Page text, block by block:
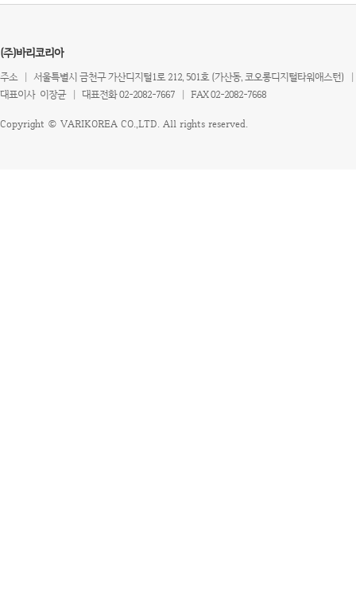
(주)바리코리아
주소 | 서울특별시 금천구 가산디지털1로 212, 501호 (가산동, 코오롱디지털타워애스턴)
|
대표이사 이장균 | 대표전화 02-2082-7667 | FAX 02-2082-7668
Copyright © VARIKOREA CO.,LTD. All rights reserved.